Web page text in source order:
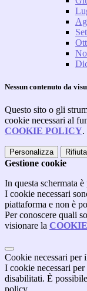
Nessun contenuto da
Questo sito o gli
cookie necessari al
COOKIE POLICY.
Personalizza
Gestione cookie
In questa schermata
I cookie necessari
piattaforma e non è
Per conoscere quali
visionare la
Cookie necessari per
I cookie necessari
disabilitati. È